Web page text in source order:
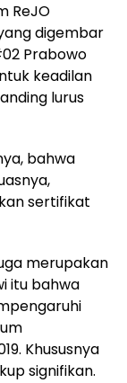
ReJO
digembar
Prabowo
keadilan
lurus
bahwa
sertifikat
merupakan
itu bahwa
Khususnya
signifikan.